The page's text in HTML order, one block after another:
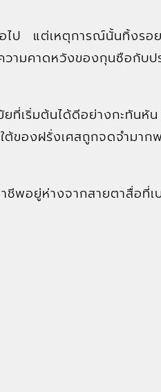
ป แต่เหตุการณ์นั้นทิ้งรอย
มคาดหวังของกุนซือกับป
ที่เริ่มต้นได้ดีอย่างกะทัน
ต้ของฝรั่งเศสถูกจดจำมา
ชีพอยู่ห่างจากสายตาสื่อที่